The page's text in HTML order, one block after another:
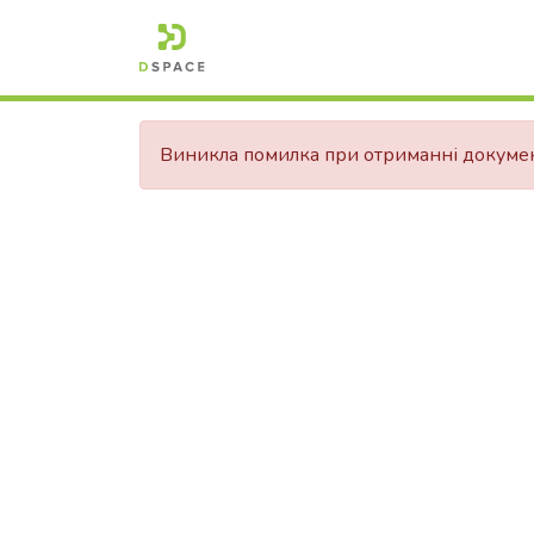
Виникла помилка при отриманні